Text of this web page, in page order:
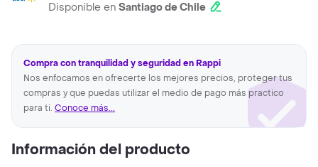
Disponible en Santiago de Chile
Compra con tranquilidad y seguridad en Rappi
Nos enfocamos en ofrecerte los mejores precios, proteger tus
compras y que puedas utilizar el medio de pago más practico
para ti. Conoce más...
Información del producto